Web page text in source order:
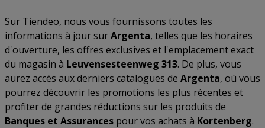
Sur Tiendeo, nous vous fournissons toutes les
informations à jour surArgenta, telles que les horaires
d'ouverture, les offres exclusives et l'emplacement exact
du magasin à Leuvensesteenweg 313. De plus, vous
aurez accès aux derniers catalogues de Argenta, où vous
pourrez découvrir les promotions les plus récentes et
profiter de grandes réductions sur les produits de
Banques et Assurances pour vos achats à Kortenberg.